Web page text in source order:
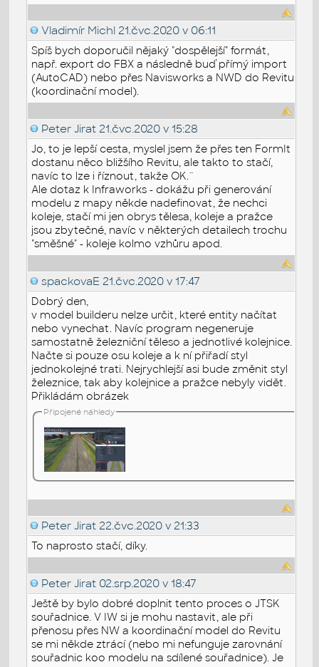
Vladimír Michl 21.čvc.2020 v 06:11
Spíš bych doporučil nějaký "dospělejší" formát,
např. export do FBX a následně buď přímý import
(AutoCAD) nebo přes Navisworks a NWD do Revitu
(koordinační model).
Peter Jirat 21.čvc.2020 v 15:28
Jo, to je lepší cesta, myslel jsem že přes ten FormIt
dostanu něco bližšího Revitu, ale takto to stačí,
navíc to lze i říznout, takže OK.¨
Ale dotaz k Infraworks - dokážu při generování
modelu z mapy někde nadefinovat, že nechci
koleje, stačí mi jen obrys tělesa, koleje a pražce
jsou zbytečné, navíc v některých detailech trochu
"směšné" - koleje kolmo vzhůru apod.
spackovaE 21.čvc.2020 v 17:47
Dobrý den,
v model builderu nelze určit, které entity načítat
nebo vynechat. Navíc program negeneruje
samostatně železniční těleso a jednotlivé kolejnice.
Načte si pouze osu koleje a k ní přiřadí styl
jednokolejné trati. Nejrychlejší asi bude změnit styl
železnice, tak aby kolejnice a pražce nebyly vidět.
Přikládám obrázek
Připojené náhledy
Peter Jirat 22.čvc.2020 v 21:33
To naprosto stačí, díky.
Peter Jirat 02.srp.2020 v 18:47
Ještě by bylo dobré doplnit tento proces o JTSK
souřadnice. V IW si je mohu nastavit, ale při
přenosu přes NW a koordinační model do Revitu
se mi někde ztrácí (nebo mi nefunguje zarovnání
souřadnic koo modelu na sdílené souřadnice). Je